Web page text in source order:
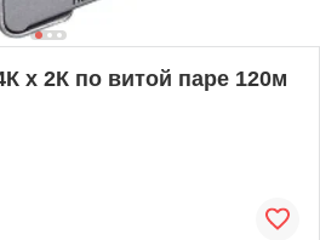
х 2К по витой паре 120м